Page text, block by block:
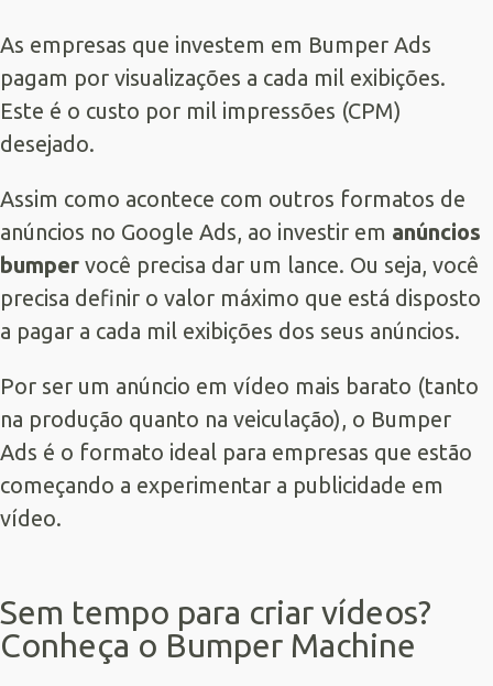
As empresas que investem em Bumper Ads
pagam por visualizações a cada mil exibições.
Este é o custo por mil impressões (CPM)
desejado.
Assim como acontece com outros formatos de
anúncios no Google Ads, ao investir em anúncios
bumper você precisa dar um lance. Ou seja, você
precisa definir o valor máximo que está disposto
a pagar a cada mil exibições dos seus anúncios.
Por ser um anúncio em vídeo mais barato (tanto
na produção quanto na veiculação), o Bumper
Ads é o formato ideal para empresas que estão
começando a experimentar a publicidade em
vídeo.
Sem tempo para criar vídeos?
Conheça o Bumper Machine